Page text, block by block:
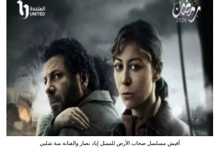
أفيش مسلسل صحاب الأرض للممثل إياد نصار والفنانة منة شلبي